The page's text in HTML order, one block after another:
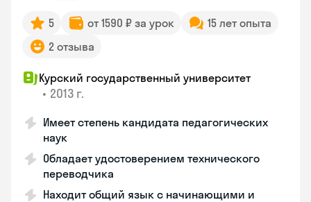
5 от 1590 ₽ за урок
15 лет опыта
2 отзыва
Курский государственный университет
• 2013 г.
Имеет степень кандидата педагогических
наук
Обладает удостоверением технического
переводчика
Находит общий язык с начинающими и